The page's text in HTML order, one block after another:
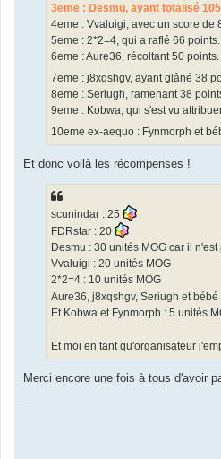
3eme : Desmu, ayant totalisé
4eme : Vvaluigi, avec un score de
5eme : 2*2=4, qui a raflé 66 points.
6eme : Aure36, récoltant 50 points.
7eme : j8xqshgv, ayant glâné 38
8eme : Seriugh, ramenant 38
9eme : Kobwa, qui s'est vu
10eme ex-aequo : Fynmorph et
Et donc voilà les récompenses !
scunindar : 25
FDRstar : 20
Desmu : 30 unités MOG car il n'est
Vvaluigi : 20 unités MOG
2*2=4 : 10 unités MOG
Aure36, j8xqshgv, Seriugh et bébé
Et Kobwa et Fynmorph : 5 unités
Et moi en tant qu'organisateur
Merci encore une fois à tous d'avoir